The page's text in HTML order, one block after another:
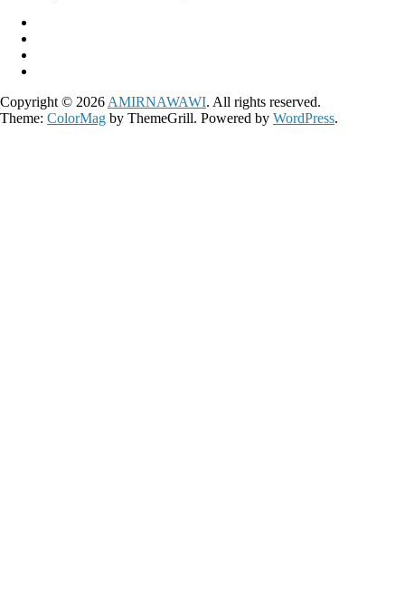
Copyright © 2026 AMIRNAWAWI. All rights reserved.
Theme: ColorMag by ThemeGrill. Powered by WordPress.